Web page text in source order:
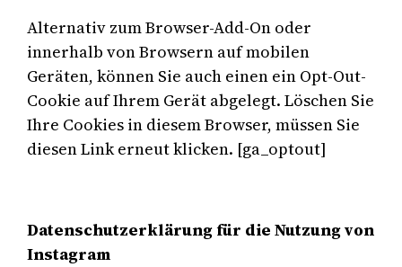
Alternativ zum Browser-Add-On oder
innerhalb von Browsern auf mobilen
Geräten, können Sie auch einen ein Opt-Out-
Cookie auf Ihrem Gerät abgelegt. Löschen Sie
Ihre Cookies in diesem Browser, müssen Sie
diesen Link erneut klicken. [ga_optout]
Datenschutzerklärung für die Nutzung von
Instagram